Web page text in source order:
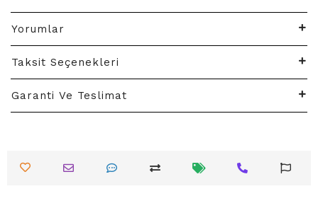
Yorumlar
Taksit Seçenekleri
Garanti Ve Teslimat